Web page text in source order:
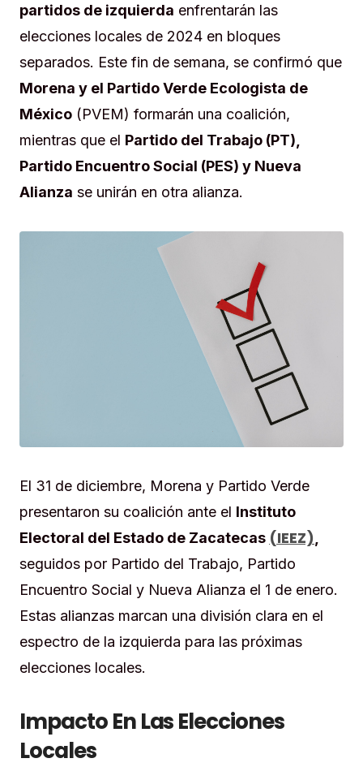
partidos de izquierda enfrentarán las
elecciones locales de 2024 en bloques
separados. Este fin de semana, se confirmó que
Morena y el Partido Verde Ecologista de
México (PVEM) formarán una coalición,
mientras que el Partido del Trabajo (PT),
Partido Encuentro Social (PES) y Nueva
Alianza se unirán en otra alianza.
El 31 de diciembre, Morena y Partido Verde
presentaron su coalición ante el Instituto
Electoral del Estado de Zacatecas (IEEZ),
seguidos por Partido del Trabajo, Partido
Encuentro Social y Nueva Alianza el 1 de enero.
Estas alianzas marcan una división clara en el
espectro de la izquierda para las próximas
elecciones locales.
Impacto En Las Elecciones
Locales